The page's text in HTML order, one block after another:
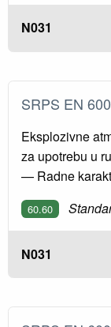
N031
SRPS EN
Eksplozivne
za upotrebu u
— Radne
60.60
N031